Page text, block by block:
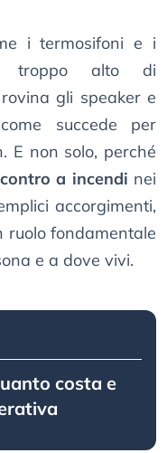
i termosifoni e i
troppo alto di
gli speaker e
succede per
E non solo, perché
a incendi nei
accorgimenti,
ruolo fondamentale
e a dove vivi.
costa e